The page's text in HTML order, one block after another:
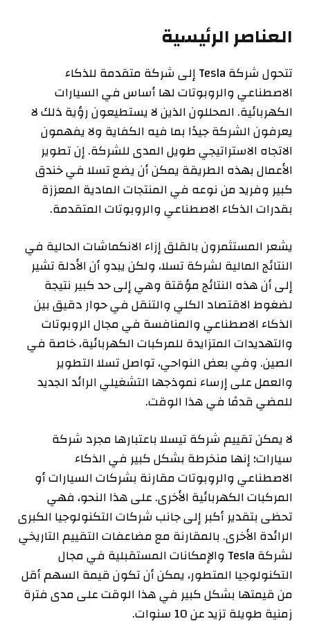
العناصر الرئيسية
تتحول شركة Tesla إلى شركة متقدمة للذكاء
الاصطناعي والروبوتات لها أساس في السيارات
الكهربائية. المحللون الذين لا يستطيعون رؤية ذلك لا
يعرفون الشركة جيدًا بما فيه الكفاية ولا يفهمون
الاتجاه الاستراتيجي طويل المدى للشركة. إن تطوير
الأعمال بهذه الطريقة يمكن أن يضع تسلا في خندق
كبير وفريد ​​من نوعه في المنتجات المادية المعززة
بقدرات الذكاء الاصطناعي والروبوتات المتقدمة.
يشعر المستثمرون بالقلق إزاء الانكماشات الحالية في
النتائج المالية لشركة تسلا، ولكن يبدو أن الأدلة تشير
إلى أن هذه النتائج مؤقتة وهي إلى حد كبير نتيجة
لضغوط الاقتصاد الكلي والتنقل في حوار دقيق بين
الذكاء الاصطناعي والمنافسة في مجال الروبوتات
والتهديدات المتزايدة للمركبات الكهربائية، خاصة في
الصين. وفي بعض النواحي، تواصل تسلا التطوير
والعمل على إرساء نموذجها التشغيلي الرائد الجديد
للمضي قدمًا في هذا الوقت.
لا يمكن تقييم شركة تيسلا باعتبارها مجرد شركة
سيارات؛ إنها منخرطة بشكل كبير في الذكاء
الاصطناعي والروبوتات مقارنة بشركات السيارات أو
المركبات الكهربائية الأخرى. على هذا النحو، فهي
تحظى بتقدير أكبر إلى جانب شركات التكنولوجيا الكبرى
الرائدة الأخرى. بالمقارنة مع مضاعفات التقييم التاريخي
لشركة Tesla والإمكانات المستقبلية في مجال
التكنولوجيا المتطور، يمكن أن تكون قيمة السهم أقل
من قيمتها بشكل كبير في هذا الوقت على مدى فترة
زمنية طويلة تزيد عن 10 سنوات.